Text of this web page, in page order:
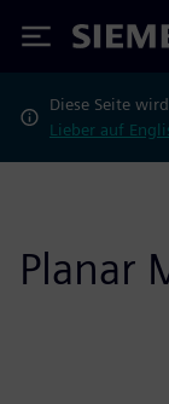
Siemens
Diese Seite
Lieber auf
Planar